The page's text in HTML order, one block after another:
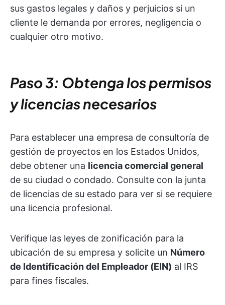
sus gastos legales y daños y perjuicios si un
cliente le demanda por errores, negligencia o
cualquier otro motivo.
Paso 3: Obtenga los permisos
y licencias necesarios
Para establecer una empresa de consultoría de
gestión de proyectos en los Estados Unidos,
debe obtener una licencia comercial general
de su ciudad o condado. Consulte con la junta
de licencias de su estado para ver si se requiere
una licencia profesional.
Verifique las leyes de zonificación para la
ubicación de su empresa y solicite un Número
de Identificación del Empleador (EIN) al IRS
para fines fiscales.